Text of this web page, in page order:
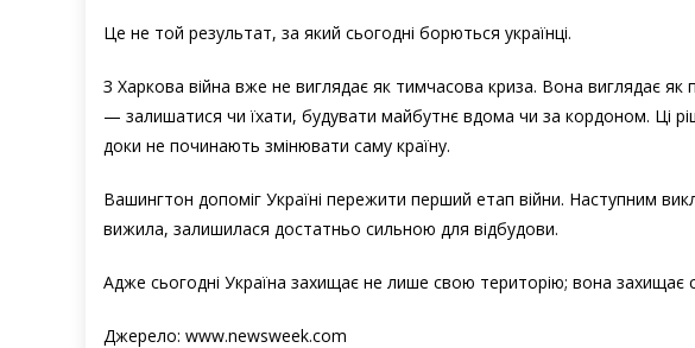
Це не той результат, за який сьогодні борються українці.
З Харкова війна вже не виглядає як тимчасова криза. Вона виглядає
— залишатися чи їхати, будувати майбутнє вдома чи за кордоном. Ці
доки не починають змінювати саму країну.
Вашингтон допоміг Україні пережити перший етап війни. Наступним
вижила, залишилася достатньо сильною для відбудови.
Адже сьогодні Україна захищає не лише свою територію; вона захищає
Джерело: www.newsweek.com